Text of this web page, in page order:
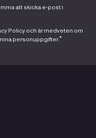
att skicka e-post i
Policy och är medveten om
personuppgifter.*